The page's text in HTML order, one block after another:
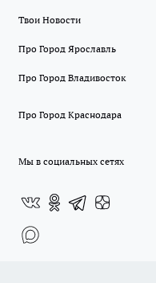
Твои Новости
Про Город Ярославль
Про Город Владивосток
Про Город Краснодара
Мы в социальных сетях